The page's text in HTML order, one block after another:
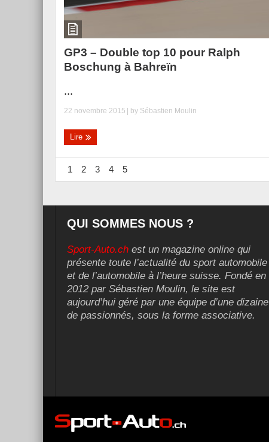
GP3 – Double top 10 pour Ralph
Boschung à Bahreïn
...
22 novembre 2015 | by Sébastien Moulin
Lire
1 2 3 4 5
QUI SOMMES NOUS ?
Sport-Auto.ch est un magazine online qui
présente toute l’actualité du sport automobile
et de l’automobile à l’heure suisse. Fondé en
2012 par Sébastien Moulin, le site est
aujourd’hui géré par une équipe d’une dizaine
de passionnés, sous la forme associative.